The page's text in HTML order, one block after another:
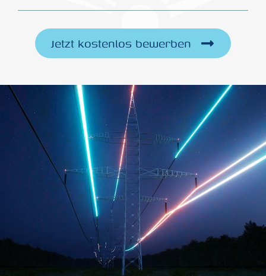
Jetzt kostenlos bewerben